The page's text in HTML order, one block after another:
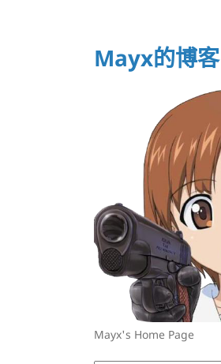
Mayx的博客
Mayx's Home Page